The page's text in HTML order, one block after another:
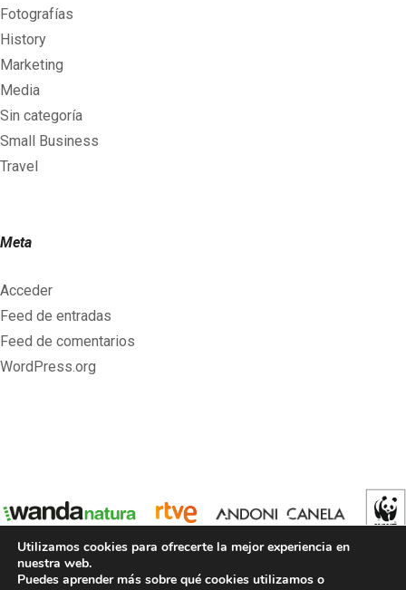
Fotografías
History
Marketing
Media
Sin categoría
Small Business
Travel
Meta
Acceder
Feed de entradas
Feed de comentarios
WordPress.org
Utilizamos cookies para ofrecerte la mejor experiencia en
nuestra web.
Puedes aprender más sobre qué cookies utilizamos o